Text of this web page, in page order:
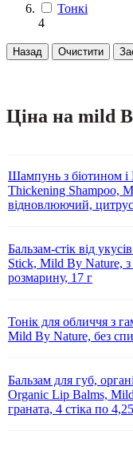
Тонкі
4
Назад Очистити
Ціна на mild
Шампунь з біотином
Thickening Shampoo,
відновлюючий,
Бальзам-стік від
Stick, Mild By Nature, з
розмарину, 17 г
Тонік для обличчя з
Mild By Nature, без
Бальзам для губ,
Organic Lip Balms,
граната, 4 стіка по